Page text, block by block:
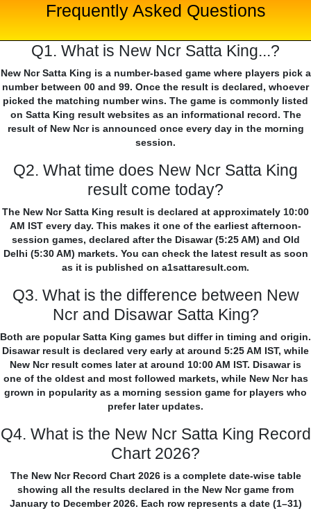
Frequently Asked Questions
Q1. What is New Ncr Satta King...?
New Ncr Satta King is a number-based game where players pick a
number between 00 and 99. Once the result is declared, whoever
picked the matching number wins. The game is commonly listed
on Satta King result websites as an informational record. The
result of New Ncr is announced once every day in the morning
session.
Q2. What time does New Ncr Satta King
result come today?
The New Ncr Satta King result is declared at approximately 10:00
AM IST every day. This makes it one of the earliest afternoon-
session games, declared after the Disawar (5:25 AM) and Old
Delhi (5:30 AM) markets. You can check the latest result as soon
as it is published on a1sattaresult.com.
Q3. What is the difference between New
Ncr and Disawar Satta King?
Both are popular Satta King games but differ in timing and origin.
Disawar result is declared very early at around 5:25 AM IST, while
New Ncr result comes later at around 10:00 AM IST. Disawar is
one of the oldest and most followed markets, while New Ncr has
grown in popularity as a morning session game for players who
prefer later updates.
Q4. What is the New Ncr Satta King Record
Chart 2026?
The New Ncr Record Chart 2026 is a complete date-wise table
showing all the results declared in the New Ncr game from
January to December 2026. Each row represents a date (1–31)